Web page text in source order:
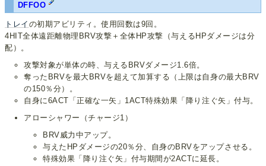
DFFOO
トレイ の初期アビリティ。使用回数は9回。
4HIT全体遠距離物理BRV攻撃＋全体HP攻撃（与えるHPダメージは分
配）。
攻撃対象が単体の時、与えるBRVダメージ1.6倍。
奪ったBRVを最大BRVを超えて加算する（上限は自身の最大BRV
の150％分）。
自身に6ACT「正確な一矢」1ACT特殊効果「降り注ぐ矢」付与。
アローシャワー（チャージ1）
BRV威力中アップ。
与えたHPダメージの20％分、自身のBRVをアップさせる。
特殊効果「降り注ぐ矢」付与期間が2ACTに延長。